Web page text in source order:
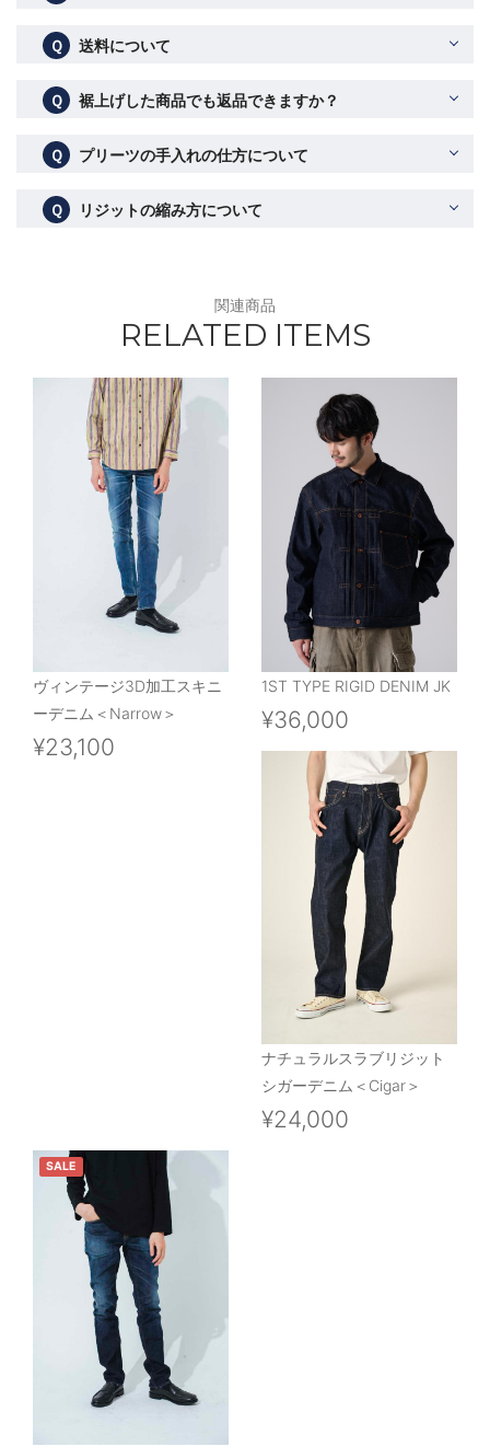
Ｑ 送料について
Ｑ 裾上げした商品でも返品できますか？
Ｑ プリーツの手入れの仕方について
Ｑ リジットの縮み方について
関連商品
RELATED ITEMS
ヴィンテージ3D加工スキニ
ーデニム＜Narrow＞
¥23,100
1ST TYPE RIGID DENIM JK
¥36,000
ナチュラルスラブリジット
シガーデニム＜Cigar＞
¥24,000
SALE